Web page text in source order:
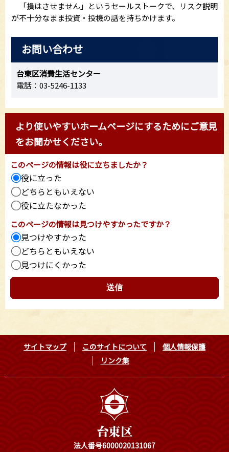
「損はさせません」というセールストークで、リスク説明
が不十分なまま投資・投機の話を持ちかけます。
お問い合わせ
台東区消費生活センター
電話：03-5246-1133
より使いやすいホームページにするためにご意見
をお聞かせください。
このページの情報は役に立ちましたか？
役に立った
どちらともいえない
役に立たなかった
このページの情報は見つけやすかったですか？
見つけやすかった
どちらともいえない
見つけにくかった
サイトマップ このサイトについて
個人情報保護
リンク集
法人番号6000020131067